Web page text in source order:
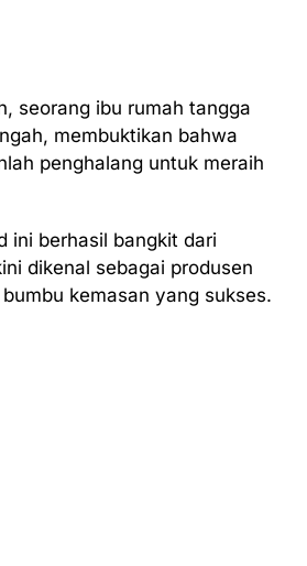
seorang ibu rumah tangga
membuktikan bahwa
penghalang untuk meraih
ini berhasil bangkit dari
dikenal sebagai produsen
kemasan yang sukses.